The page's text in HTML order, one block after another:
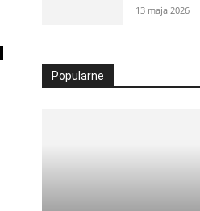
13 maja 2026
Popularne